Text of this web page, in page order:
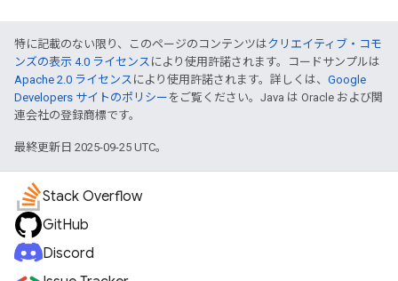
特に記載のない限り、このページのコンテンツはクリエイティブ・コモ
ンズの表示 4.0 ライセンス により使用許諾されます。コードサンプルは
Apache 2.0 ライセンス により使用許諾されます。詳しくは、 Google
Developers サイトのポリシー をご覧ください。Java は Oracle および関
連会社の登録商標です。
最終更新日 2025-09-25 UTC。
Stack Overflow
GitHub
Discord